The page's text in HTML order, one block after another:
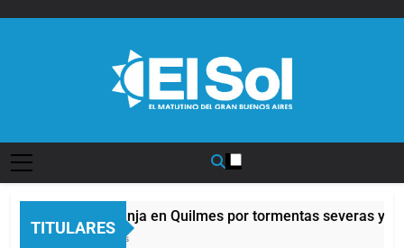
TITULARES
Alerta naranja en Quilmes por tormentas severas y
5 Minutos Atrás